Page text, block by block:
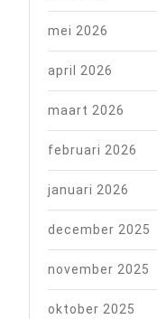
mei 2026
april 2026
maart 2026
februari 2026
januari 2026
december 2025
november 2025
oktober 2025